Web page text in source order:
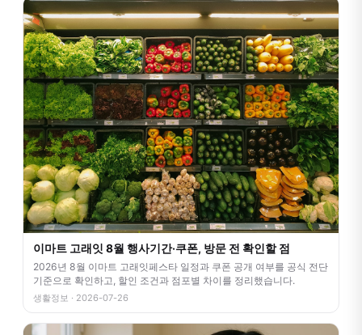
이마트 고래잇 8월 행사기간·쿠폰, 방문 전 확인할 점
2026년 8월 이마트 고래잇페스타 일정과 쿠폰 공개 여부를 공식 전단
기준으로 확인하고, 할인 조건과 점포별 차이를 정리했습니다.
생활정보 · 2026-07-26